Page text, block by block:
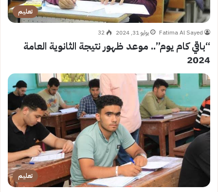
تعليم
Fatima Al Sayed يوليو 31, 2024 32
“باقي كام يوم”.. موعد ظهور نتيجة الثانوية العامة
2024
تعليم